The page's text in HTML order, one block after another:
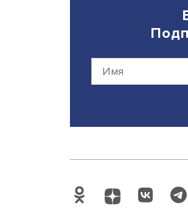
63,8% –
Также
Наибольшие
груши и айва)
Дата